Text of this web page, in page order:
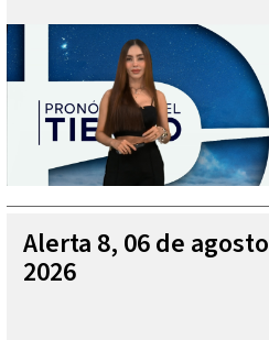
Alerta 8, 06 de agosto
2026